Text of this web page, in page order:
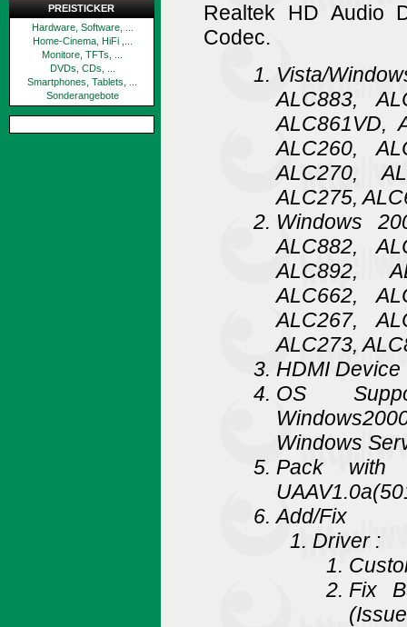
PREISTICKER
Hardware, Software, ...
Home-Cinema, HiFi ,...
Monitore, TFTs, ...
DVDs, CDs, ...
Smartphones, Tablets, ...
Sonderangebote
Realtek HD Audio
Codec.
Vista/
ALC883,
ALC861VD,
ALC260,
ALC270,
ALC275,
Windows
ALC882,
ALC892,
ALC662,
ALC267,
ALC273,
HDMI Device
OS
Windows
Pack with
Add/Fix
Driver :
Fix